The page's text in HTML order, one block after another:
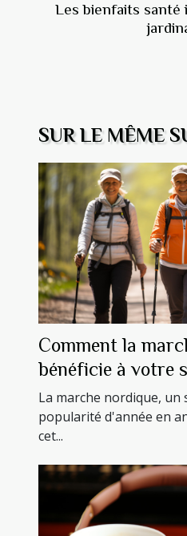
Les bienfaits santé
SUR LE MÊME
Comment la
bénéficie à votre
La marche nordique,
popularité d'année en
cet...